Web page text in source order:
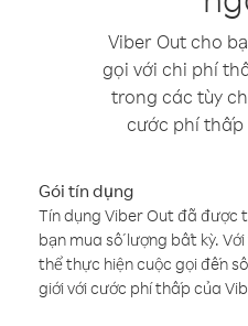
Viber Out cho
gọi với chi phí
trong các tùy
cước phí thấp
Gói tín dụng
Tín dụng Viber Out đã được
bạn mua số lượng bất kỳ.
thể thực hiện cuộc gọi đến
giới với cước phí thấp của